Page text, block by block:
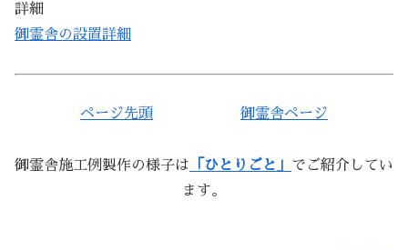
詳細
御霊舎の設置詳細
ページ先頭 御霊舎ページ
御霊舎施工例製作の様子は 「ひとりごと」 でご紹介してい
ます。